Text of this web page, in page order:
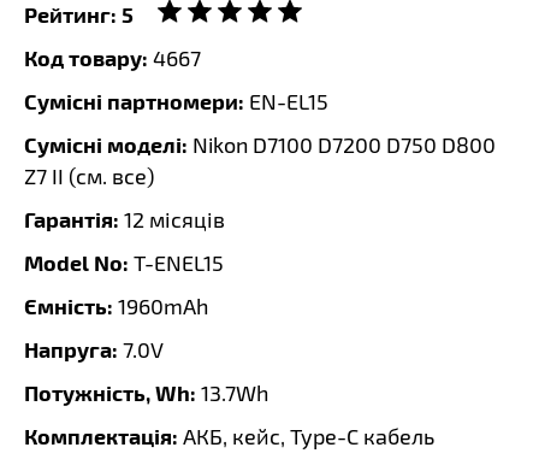
Рейтинг: 5
Код товару: 4667
Сумісні партномери: EN-EL15
Сумісні моделі: Nikon D7100 D7200 D750 D800
Z7 II (см. все)
Гарантія: 12 місяців
Model No: T-ENEL15
Ємність: 1960mAh
Напруга: 7.0V
Потужність, Wh: 13.7Wh
Комплектація: АКБ, кейс, Type-C кабель